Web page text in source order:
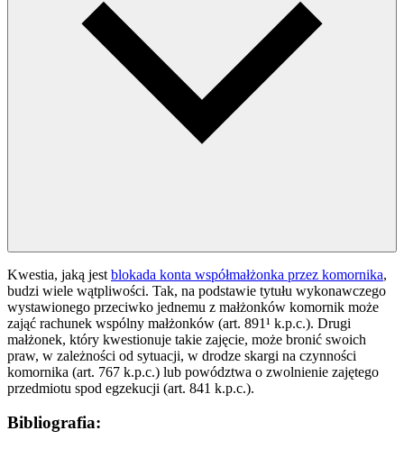
Kwestia, jaką jest blokada konta współmałżonka przez komornika,
budzi wiele wątpliwości. Tak, na podstawie tytułu wykonawczego
wystawionego przeciwko jednemu z małżonków komornik może
zająć rachunek wspólny małżonków (art. 891¹ k.p.c.). Drugi
małżonek, który kwestionuje takie zajęcie, może bronić swoich
praw, w zależności od sytuacji, w drodze skargi na czynności
komornika (art. 767 k.p.c.) lub powództwa o zwolnienie zajętego
przedmiotu spod egzekucji (art. 841 k.p.c.).
Bibliografia: